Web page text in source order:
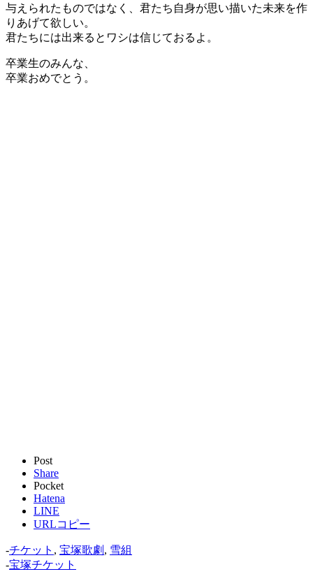
与えられたものではなく、君たち自身が思い描いた未来を作
りあげて欲しい。
君たちには出来るとワシは信じておるよ。
卒業生のみんな、
卒業おめでとう。
Post
Share
Pocket
Hatena
LINE
URLコピー
-チケット , 宝塚歌劇 , 雪組
-宝塚チケット